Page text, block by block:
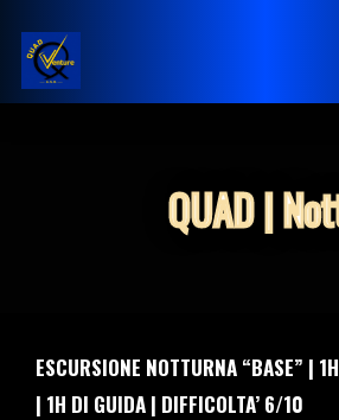
contenuto
QUAD |
ESCURSIONE NOTTURNA “BASE” |
| 1H DI GUIDA | DIFFICOLTA’ 6/10